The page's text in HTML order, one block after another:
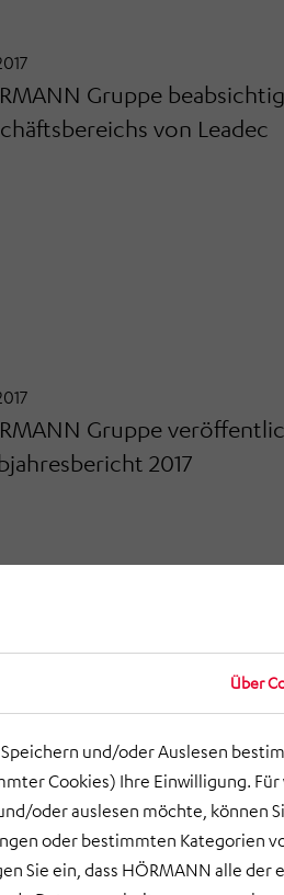
Über
und/oder Auslesen
Cookies) Ihre Einwilligung. Für
oder auslesen möchte, können
oder bestimmten Kategorien
Sie ein, dass HÖRMANN alle der
Gruppe
von Leadec
Gruppe
2017
Gruppe
2016